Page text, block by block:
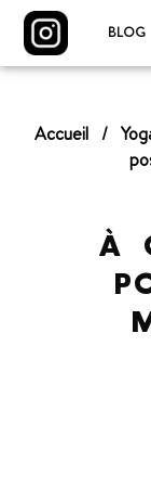
BLOG
Accueil /
À